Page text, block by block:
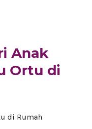
Anak
Ortu di
di Rumah